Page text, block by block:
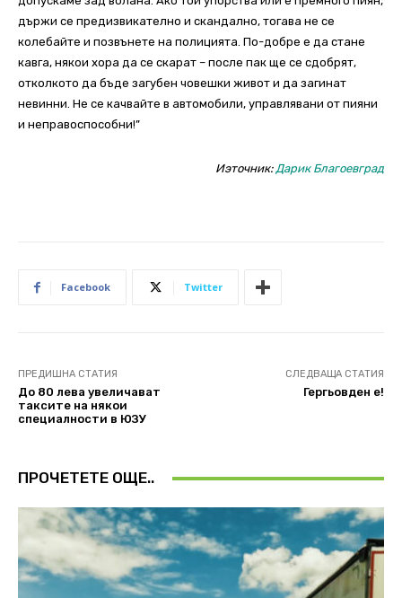
държи се предизвикателно и скандално, тогава не се
колебайте и позвънете на полицията. По-добре е да стане
кавга, някои хора да се скарат – после пак ще се сдобрят,
отколкото да бъде загубен човешки живот и да загинат
невинни. Не се качвайте в автомобили, управлявани от пияни
и неправоспособни!”
Иэточник:Дарик Благоевград
Facebook Twitter
ПРЕДИШНА СТАТИЯ
До 80 лева увеличават
таксите на някои
специалности в ЮЗУ
СЛЕДВАЩА СТАТИЯ
Гергьовден е!
ПРОЧЕТЕТЕ ОЩЕ..